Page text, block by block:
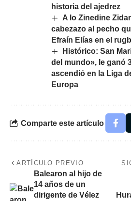
historia del ajedrez
A lo Zinedine
cabezazo al pecho
Efraín Elías en el
Histórico: San
del mundo», le ganó
ascendió en la Liga
Europa
Comparte este artículo
ARTÍCULO PREVIO
Balearon al hijo de
14 años de un
dirigente de Vélez